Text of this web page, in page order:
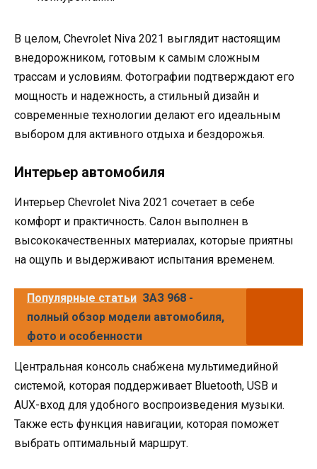
В целом, Chevrolet Niva 2021 выглядит настоящим
внедорожником, готовым к самым сложным
трассам и условиям. Фотографии подтверждают его
мощность и надежность, а стильный дизайн и
современные технологии делают его идеальным
выбором для активного отдыха и бездорожья.
Интерьер автомобиля
Интерьер Chevrolet Niva 2021 сочетает в себе
комфорт и практичность. Салон выполнен в
высококачественных материалах, которые приятны
на ощупь и выдерживают испытания временем.
Популярные статьи ЗАЗ 968 -
полный обзор модели автомобиля,
фото и особенности
Центральная консоль снабжена мультимедийной
системой, которая поддерживает Bluetooth, USB и
AUX-вход для удобного воспроизведения музыки.
Также есть функция навигации, которая поможет
выбрать оптимальный маршрут.